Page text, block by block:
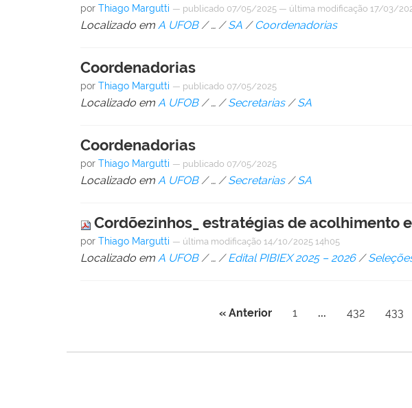
porThiago Margutti — publicado 07/05/2025 — última modificação 17/03/
Localizado em A UFOB /…/SA / Coordenadorias
Coordenadorias
porThiago Margutti — publicado 07/05/2025
Localizado em A UFOB /…/Secretarias /SA
Coordenadorias
porThiago Margutti — publicado 07/05/2025
Localizado em A UFOB /…/Secretarias /SA
Cordõezinhos_ estratégias de acolhimento
porThiago Margutti — última modificação 14/10/2025 14h05
Localizado em A UFOB /…/Edital PIBIEX 2025 – 2026 /
« Anterior 1 ... 432 433